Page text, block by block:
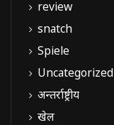
review
snatch
Spiele
Uncategorized
अन्तर्राष्ट्रीय
खेल